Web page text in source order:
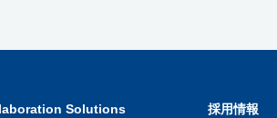
Solutions 採用情報